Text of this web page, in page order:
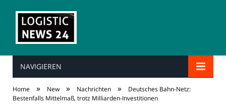
NAVIGIEREN
Home » New » Nachrichten »
Deutsches Bahn-Netz:
Bestenfalls Mittelmaß, trotz Milliarden-Investitionen